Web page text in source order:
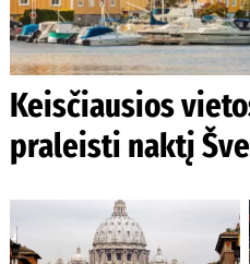
Keisčiausios
praleisti naktį